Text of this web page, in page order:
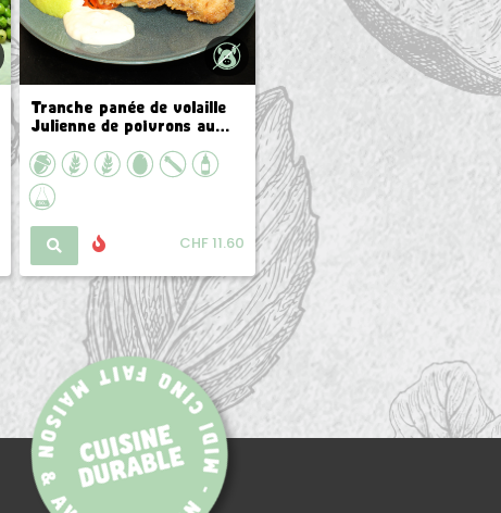
Tranche panée de volaille
Julienne de poivrons au
sardi
CHF 11.60
Ginger shot miel bio by
Dame Gingembre